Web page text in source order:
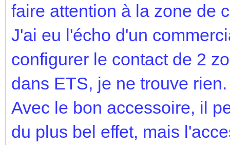
faire attention à la zone de
J'ai eu l'écho d'un
configurer le contact de 2
dans ETS, je ne trouve rien.
Avec le bon accessoire, il
du plus bel effet, mais